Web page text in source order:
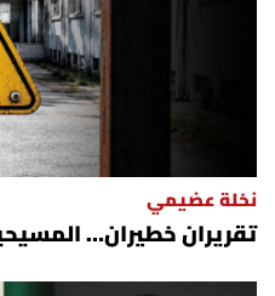
نخلة عضيمي
تقريران خطيران…